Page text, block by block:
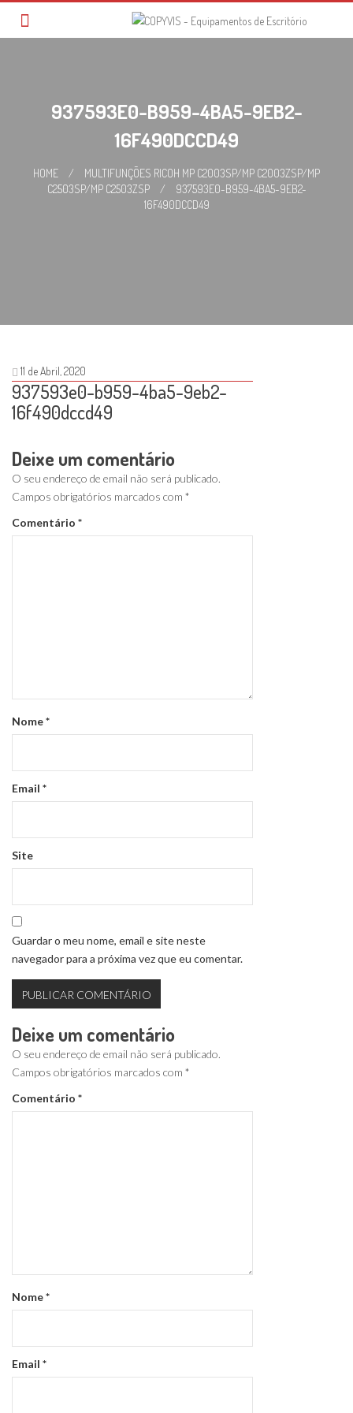
937593E0-B959-4BA5-9EB2-
16F490DCCD49
HOME /
MULTIFUNÇÕES RICOH MP C2003SP/MP C2003ZSP/MP
C2503SP/MP C2503ZSP
/
937593E0-B959-4BA5-9EB2-
16F490DCCD49
11 de Abril, 2020
937593e0-b959-4ba5-9eb2-
16f490dccd49
Deixe um comentário
O seu endereço de email não será publicado.
Campos obrigatórios marcados com *
Comentário *
Nome*
Email *
Site
Guardar o meu nome, email e site neste
navegador para a próxima vez que eu comentar.
Deixe um comentário
O seu endereço de email não será publicado.
Campos obrigatórios marcados com *
Comentário *
Nome*
Email *